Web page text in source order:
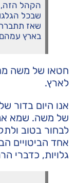
הקהל
שבכל
שאז
בארץ
חטאו של משה
לארץ.
אנו היום בדור
של משה. שמא
לבחור בטוב
אחד הביטויים
גלויות, כדברי